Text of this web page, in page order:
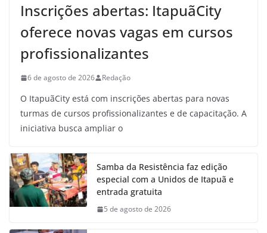
Inscrições abertas: ItapuãCity
oferece novas vagas em cursos
profissionalizantes
6 de agosto de 2026 Redação
O ItapuãCity está com inscrições abertas para novas
turmas de cursos profissionalizantes e de capacitação. A
iniciativa busca ampliar o
Samba da Resistência faz edição
especial com a Unidos de Itapuã e
entrada gratuita
5 de agosto de 2026